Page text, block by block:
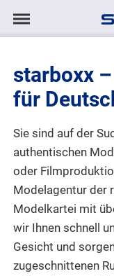
Navigation
Navigation
AGENTUR
MODELS
PROJEKTE
LOGIN
KONTAKT
starboxx
für
Sie sind auf der
authentischen
oder
Modelagentur der
Modelkartei mit
wir Ihnen schnell
Gesicht und
zugeschnittenen